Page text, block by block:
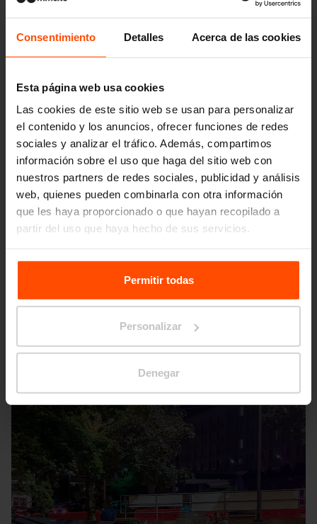
Consentimiento Detalles Acerca de las cookies
Esta página web usa cookies
Las cookies de este sitio web se usan para personalizar
el contenido y los anuncios, ofrecer funciones de redes
sociales y analizar el tráfico. Además, compartimos
información sobre el uso que haga del sitio web con
nuestros partners de redes sociales, publicidad y análisis
web, quienes pueden combinarla con otra información
que les haya proporcionado o que hayan recopilado a
partir del uso que haya hecho de sus servicios.
Para más información, visitePrinciples Relating to the
Processing Personal Data.Permitir todas
Personalizar
Denegar
Seattle – Popup park